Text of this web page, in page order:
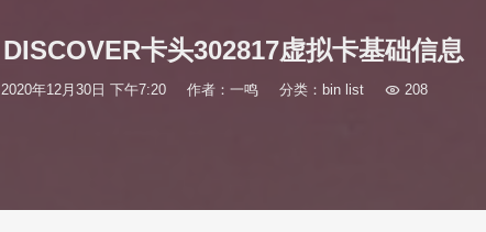
DISCOVER卡头302817虚拟卡基础信息
2020年12月30日 下午7:20 作者：一鸣 分类： bin list  208